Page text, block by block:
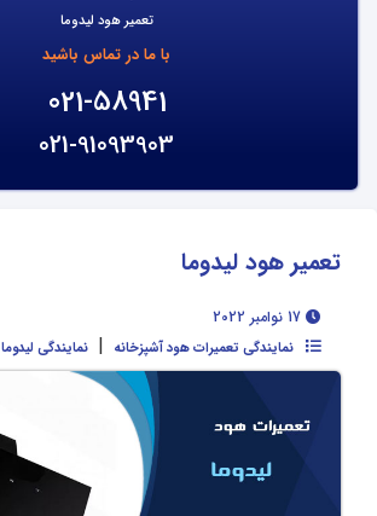
تعمیر هود لیدوما
با ما در تماس باشید
021-58941
021-91093903
تعمیر هود لیدوما
نمایندگی تعمیرات هود آشپزخانه | نمایندگی لیدوما